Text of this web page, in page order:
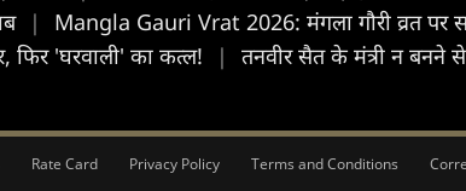
| Mangla Gauri Vrat 2026: मंगला गौरी व्रत पर
फिर 'घरवाली' का कत्ल!
|
तनवीर सैत के मंत्री न बनने
Rate Card Privacy Policy Terms and Conditions